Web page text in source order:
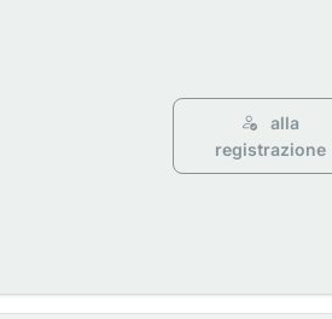
alla
registrazione